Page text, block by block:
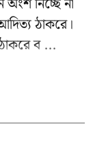
ঠাকরে।
ব ...